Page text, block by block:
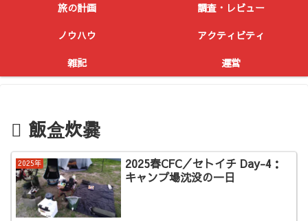
旅の計画
調査・レビュー
ノウハウ
アクティビティ
雑記
運営
飯盒炊爨
2025年
2025春CFC／セトイチ Day-4：
キャンプ場沈没の一日